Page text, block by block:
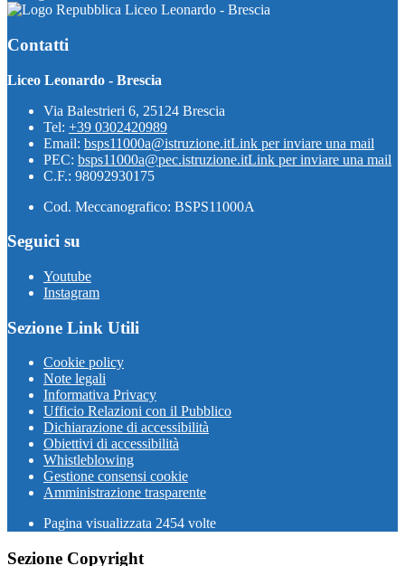
Liceo Leonardo - Brescia
Contatti
Liceo Leonardo - Brescia
Via Balestrieri 6, 25124 Brescia
Tel: +39 0302420989
Email: bsps11000a@istruzione.itLink per inviare una mail
PEC: bsps11000a@pec.istruzione.itLink per inviare una mail
C.F.: 98092930175
Cod. Meccanografico: BSPS11000A
Seguici su
Youtube
Instagram
Sezione Link Utili
Cookie policy
Note legali
Informativa Privacy
Ufficio Relazioni con il Pubblico
Dichiarazione di accessibilità
Obiettivi di accessibilità
Whistleblowing
Gestione consensi cookie
Amministrazione trasparente
Pagina visualizzata 2454 volte
Sezione Copyright